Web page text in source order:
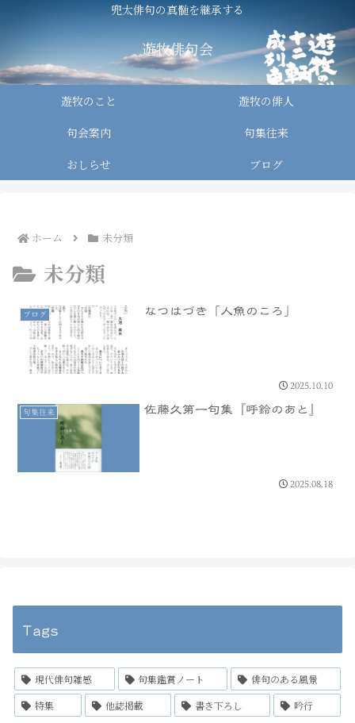
兜太俳句の真髄を継承する
遊牧俳句会
遊牧のこと
遊牧の俳人
句会案内
句集往来
おしらせ
ブログ
ホーム 未分類
未分類
ブログ なつはづき「人魚のころ」
2025.10.10
句集往来 佐藤久第一句集『呼鈴のあと』
2025.08.18
Tags
現代俳句雑感 句集鑑賞ノート
俳句のある風景
特集
他誌掲載 書き下ろし 吟行